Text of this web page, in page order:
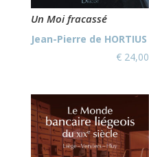
Un Moi fracassé
Jean-Pierre de HORTIUS
€24,00